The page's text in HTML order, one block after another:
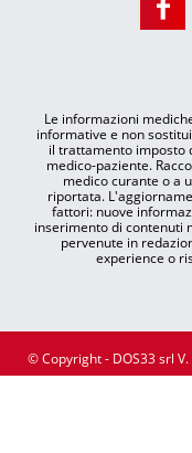
Le informazioni
informative e non
il trattamento imposto
medico-paziente.
medico curante o a
riportata.
fattori: nuove
inserimento di contenuti
pervenute in
experience o
© Copyright - DOS33 srl V.